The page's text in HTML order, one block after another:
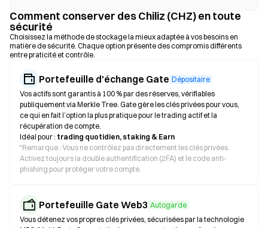
Comment conserver des Chiliz (CHZ) en toute
sécurité
Choisissez la méthode de stockage la mieux adaptée à vos besoins en
matière de sécurité. Chaque option présente des compromis différents
entre praticité et contrôle.
Portefeuille d'échange Gate Dépositaire
Vos actifs sont garantis à 100 % par des réserves, vérifiables
publiquement via Merkle Tree. Gate gère les clés privées pour vous,
ce qui en fait l’option la plus pratique pour le trading actif et la
récupération de compte.
Idéal pour : trading quotidien, staking & Earn
*Remarque : Vous ne contrôlez pas directement les clés privées.
Activez toujours la double authentification (2FA) et le code anti-
phishing pour protéger votre compte.
Portefeuille Gate Web3 Autogarde
Vous détenez vos propres clés privées, sécurisées par la technologie